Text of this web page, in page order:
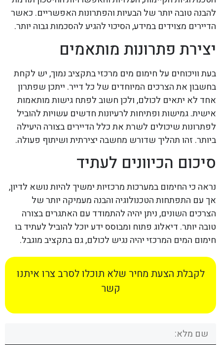
להבנה טובה יותר של הבעיות והפתרונות האפשריים. כאשר
הדיירים מצוידים במידע, הסיכוי להגיע להסכמות גבוה יותר.
יצירת פתרונות מותאמים
בעת וויכוחים על חימום מים מרכזי בתקציב נמוך, יש לקחת
בחשבון את הצרכים המיוחדים של כל דייר. ייתכן שפתרון
אחד לא יתאים לכולם, ולכן חשוב לפתח גישות מותאמות
אישית. גמישות ופתיחות לרעיונות חדשים עשויות להוביל
לפתרונות שיכולים לשרת את כלל הדיירים בצורה היעילה
ביותר. זהו תהליך שדורש מחשבה יצירתית ושיתוף פעולה.
סיכום הכיוונים לעתיד
נראה כי החימום במערכות מרכזיות ימשיך להיות נושא לדיון,
אך עם התפתחות הטכנולוגיה והבנה מעמיקה יותר של
הצרכים השונים, ניתן יהיה להתמודד עם האתגרים בצורה
טובה יותר. דיאלוג פתוח ומבוסס ידע יוכל להוביל לעתיד בו
חימום המים המרכזי יהיה נגיש לכולם, גם בתקציב מוגבל.
לקבלת הצעת מחיר שלא תוכלו לסרב צרו איתנו
קשר